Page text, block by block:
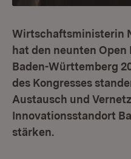
Wirtschaftsministerin
hat den neunten
Baden-Württemberg
des Kongresses
Austausch und
Innovationsstandort
stärken.